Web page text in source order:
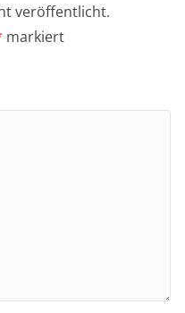
veröffentlicht.
markiert